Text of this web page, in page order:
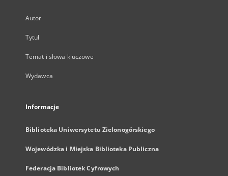
Autor
Tytuł
Temat i słowa kluczowe
Wydawca
Informacje
Biblioteka Uniwersytetu Zielonogórskiego
Wojewódzka i Miejska Biblioteka Publiczna
Federacja Bibliotek Cyfrowych